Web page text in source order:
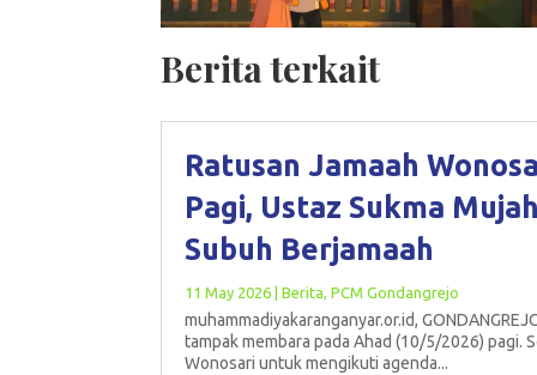
Berita terkait
Ratusan Jamaah
Pagi, Ustaz Sukma
Subuh Berjamaah
11 May 2026 |Berita,PCM Gondangrejo
muhammadiyakaranganyar.or.id,
tampak membara pada Ahad (10/5/2026) pagi.
Wonosari untuk mengikuti agenda...